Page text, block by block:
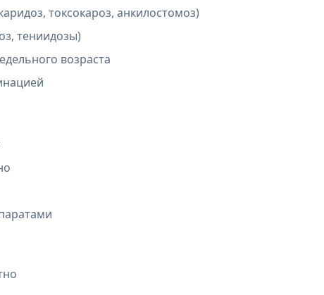
токсокароз, анкилостомоз)
тениидозы)
возраста